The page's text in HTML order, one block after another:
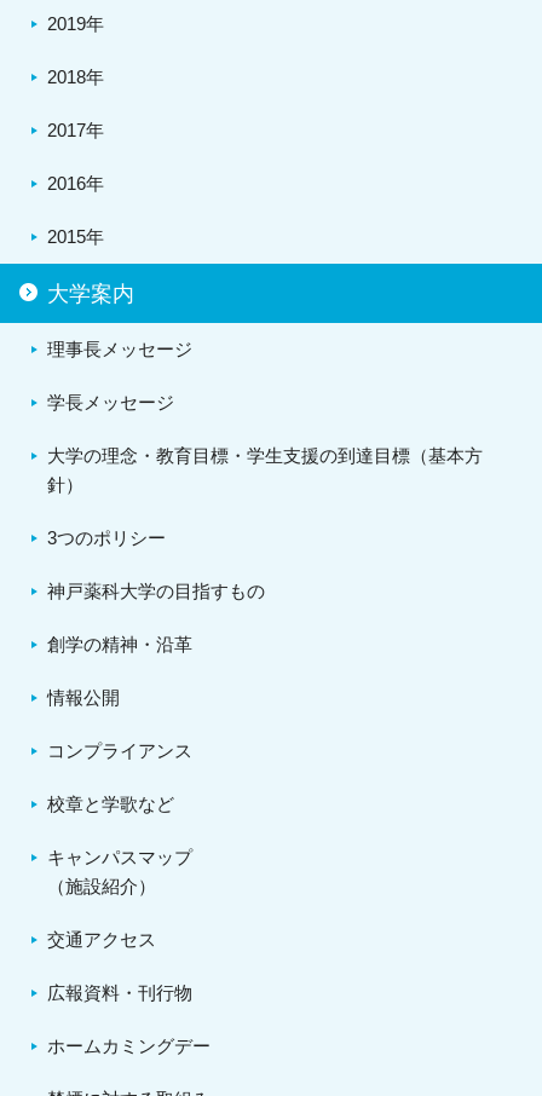
2019年
2018年
2017年
2016年
2015年
大学案内
理事長メッセージ
学長メッセージ
大学の理念・教育目標・学生支援の到達目標（基本方
針）
3つのポリシー
神戸薬科大学の目指すもの
創学の精神・沿革
情報公開
コンプライアンス
校章と学歌など
キャンパスマップ
（施設紹介）
交通アクセス
広報資料・刊行物
ホームカミングデー